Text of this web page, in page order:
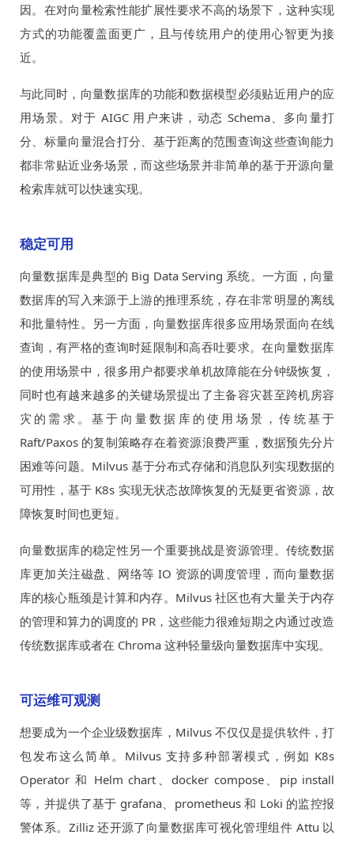
因。在对向量检索性能扩展性要求不高的场景下，这种实现
方式的功能覆盖面更广，且与传统用户的使用心智更为接
近。
与此同时，向量数据库的功能和数据模型必须贴近用户的应
用场景。对于 AIGC 用户来讲，动态 Schema、多向量打
分、标量向量混合打分、基于距离的范围查询这些查询能力
都非常贴近业务场景，而这些场景并非简单的基于开源向量
检索库就可以快速实现。
稳定可用
向量数据库是典型的 Big Data Serving 系统。一方面，向量
数据库的写入来源于上游的推理系统，存在非常明显的离线
和批量特性。另一方面，向量数据库很多应用场景面向在线
查询，有严格的查询时延限制和高吞吐要求。在向量数据库
的使用场景中，很多用户都要求单机故障能在分钟级恢复，
同时也有越来越多的关键场景提出了主备容灾甚至跨机房容
灾的需求。基于向量数据库的使用场景，传统基于
Raft/Paxos 的复制策略存在着资源浪费严重，数据预先分片
困难等问题。Milvus 基于分布式存储和消息队列实现数据的
可用性，基于 K8s 实现无状态故障恢复的无疑更省资源，故
障恢复时间也更短。
向量数据库的稳定性另一个重要挑战是资源管理。传统数据
库更加关注磁盘、网络等 IO 资源的调度管理，而向量数据
库的核心瓶颈是计算和内存。Milvus 社区也有大量关于内存
的管理和算力的调度的 PR，这些能力很难短期之内通过改造
传统数据库或者在 Chroma 这种轻量级向量数据库中实现。
可运维可观测
想要成为一个企业级数据库，Milvus 不仅仅是提供软件，打
包发布这么简单。Milvus 支持多种部署模式，例如 K8s
Operator 和 Helm chart、docker compose、pip install
等，并提供了基于 grafana、prometheus 和 Loki 的监控报
警体系。Zilliz 还开源了向量数据库可视化管理组件 Attu 以